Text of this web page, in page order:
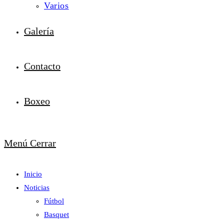
Varios
Galería
Contacto
Boxeo
Menú Cerrar
Inicio
Noticias
Fútbol
Basquet